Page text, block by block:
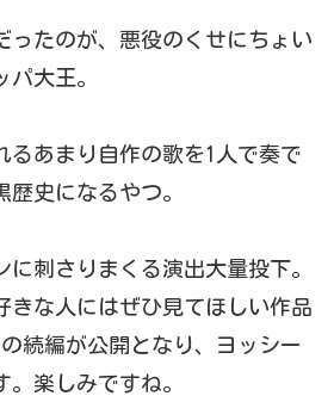
ったのが、悪役のくせにちょい
パ大王。
るあまり自作の歌を1人で奏で
歴史になるやつ。
に刺さりまくる演出大量投下。
きな人にはぜひ見てほしい作品
続編が公開となり、ヨッシー
楽しみですね。